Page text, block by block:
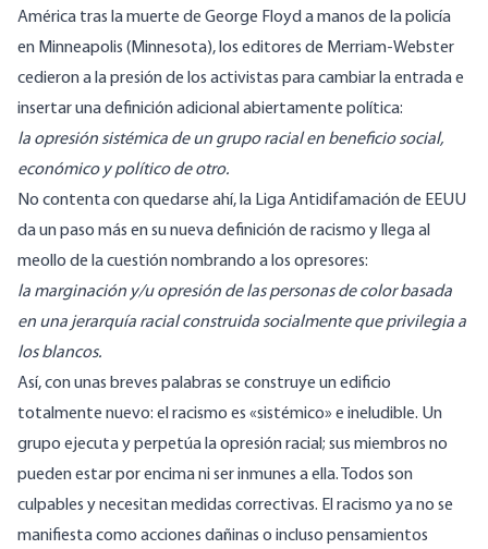
América tras la muerte de George Floyd a manos de la policía
en Minneapolis (Minnesota), los editores de Merriam-Webster
cedieron a la presión de los activistas para cambiar la entrada e
insertar una definición adicional abiertamente política:
la opresión sistémica de un grupo racial en beneficio social,
económico y político de otro.
No contenta con quedarse ahí, la Liga Antidifamación de EEUU
da un paso más en su nueva definición de racismo y llega al
meollo de la cuestión nombrando a los opresores:
la marginación y/u opresión de las personas de color basada
en una jerarquía racial construida socialmente que privilegia a
los blancos.
Así, con unas breves palabras se construye un edificio
totalmente nuevo: el racismo es «sistémico» e ineludible. Un
grupo ejecuta y perpetúa la opresión racial; sus miembros no
pueden estar por encima ni ser inmunes a ella. Todos son
culpables y necesitan medidas correctivas. El racismo ya no se
manifiesta como acciones dañinas o incluso pensamientos